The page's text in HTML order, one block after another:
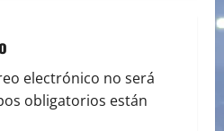
electrónico no será
obligatorios están